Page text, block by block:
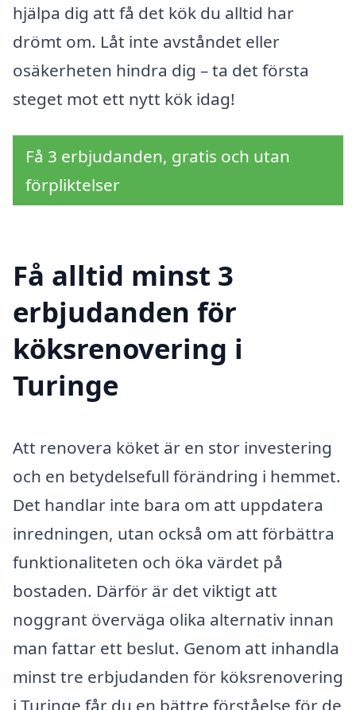
hjälpa dig att få det kök du alltid har
drömt om. Låt inte avståndet eller
osäkerheten hindra dig – ta det första
steget mot ett nytt kök idag!
Få 3 erbjudanden, gratis och utan
förpliktelser
Få alltid minst 3
erbjudanden för
köksrenovering i
Turinge
Att renovera köket är en stor investering
och en betydelsefull förändring i hemmet.
Det handlar inte bara om att uppdatera
inredningen, utan också om att förbättra
funktionaliteten och öka värdet på
bostaden. Därför är det viktigt att
noggrant överväga olika alternativ innan
man fattar ett beslut. Genom att inhandla
minst tre erbjudanden för köksrenovering
i Turinge får du en bättre förståelse för de